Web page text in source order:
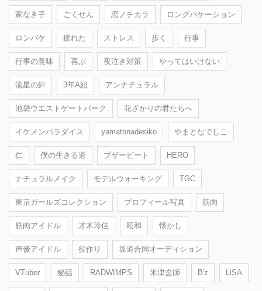
家なき子 ごくせん 恋ノチカラ ロングバケーション
ロンバケ 疲れた ストレス 歩く 行事
行事の意味 喜ぶ 夜泣き対策 やってはいけない
流星の絆 3年A組 アンナチュラル
池袋ウエストゲートパーク 花ざかりの君たちへ
イケメンパラダイス yamatonadesiko やまとなでしこ
仁 僕の生きる道 ブザービート HERO
ナチュラルメイク モデルウォーキング TGC
東京ガールズコレクション プロフィール写真 筋肉
筋肉アイドル 才木玲佳 昭和 懐かし
声優アイドル 役作り 坂道合同オーディション
VTuber 秘話 RADWIMPS 米津玄師 B'z LiSA